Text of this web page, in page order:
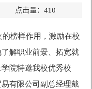
点击量： 410
榜样作用，激励在校
解职业前景、拓宽就
院特邀我校优秀校
有限公司副总经理戴